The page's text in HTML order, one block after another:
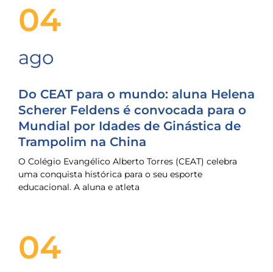
04
ago
Do CEAT para o mundo: aluna Helena
Scherer Feldens é convocada para o
Mundial por Idades de Ginástica de
Trampolim na China
O Colégio Evangélico Alberto Torres (CEAT) celebra
uma conquista histórica para o seu esporte
educacional. A aluna e atleta
04